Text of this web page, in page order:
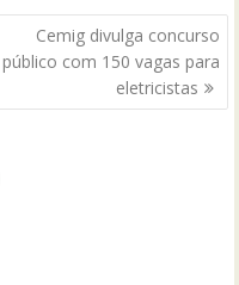
Cemig divulga concurso
público com 150 vagas para
eletricistas